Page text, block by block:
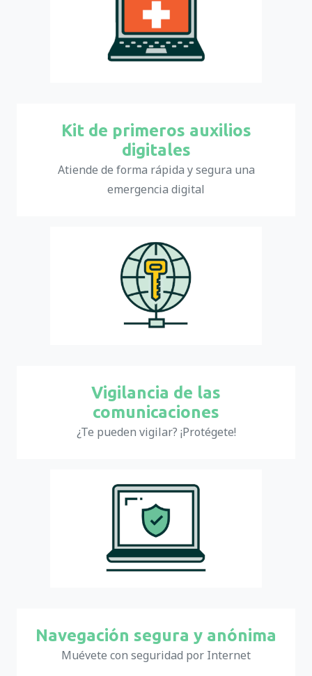
Kit de primeros auxilios
digitales
Atiende de forma rápida y segura una
emergencia digital
Vigilancia de las
comunicaciones
¿Te pueden vigilar? ¡Protégete!
Navegación segura y anónima
Muévete con seguridad por Internet